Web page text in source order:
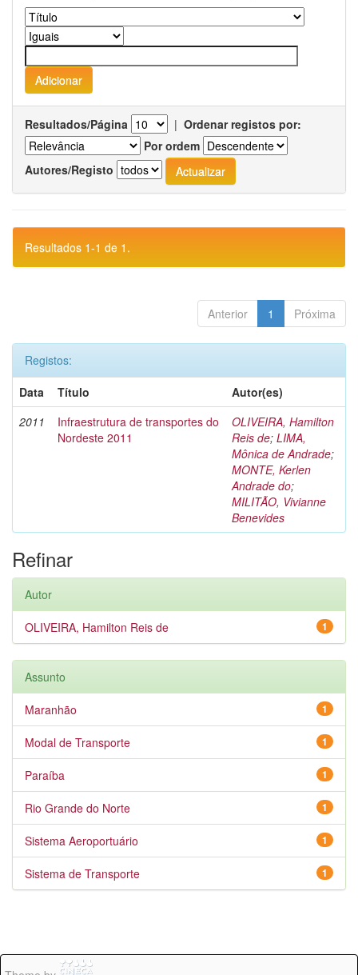
Resultados/Página | Ordenar registos por:
Por ordem
Autores/Registo
Resultados 1-1 de 1.
Anterior 1 Próxima
Registos:
Data
Título
Autor(es)
2011
Infraestrutura de transportes do
Nordeste 2011
OLIVEIRA, Hamilton
Reis de; LIMA,
Mônica de Andrade;
MONTE, Kerlen
Andrade do;
MILITÃO, Vivianne
Benevides
Refinar
Autor
1
OLIVEIRA, Hamilton Reis de
Assunto
1
Maranhão
1
Modal de Transporte
1
Paraíba
1
Rio Grande do Norte
1
Sistema Aeroportuário
1
Sistema de Transporte